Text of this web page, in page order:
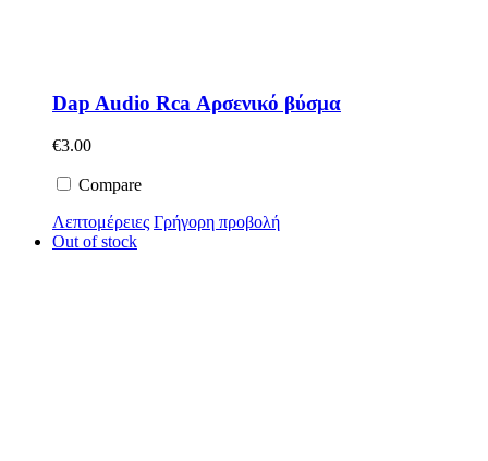
Dap Audio Rca Αρσενικό βύσμα
€3.00
Compare
Λεπτομέρειες Γρήγορη προβολή
Out of stock